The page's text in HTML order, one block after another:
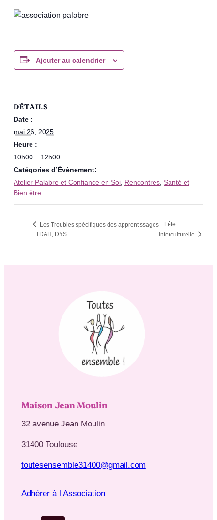
Ajouter au calendrier
DÉTAILS
Date :
mai 26, 2025
Heure :
10h00 – 12h00
Catégories d’Évènement:
Atelier Palabre et Confiance en Soi, Rencontres, Santé et
Bien être
Les Troubles spécifiques des apprentissages
: TDAH, DYS…
Fête
interculturelle
Maison Jean Moulin
32 avenue Jean Moulin
31400 Toulouse
toutesensemble31400@gmail.com
Adhérer à l’Association